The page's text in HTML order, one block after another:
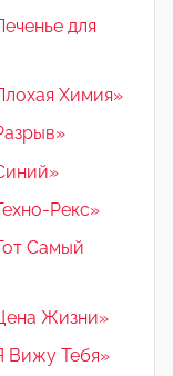
для
Химия»
Рекс»
Самый
Жизни»
Вижу Тебя»